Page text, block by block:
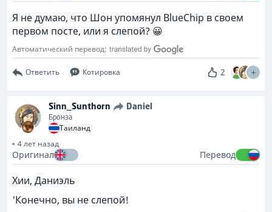
Я не думаю, что Шон упомянул BlueChip в своем
первом посте, или я слепой? 😀
Автоматический перевод:
Ответить Котировка 2
Sinn_Sunthorn Daniel
Бронза
Таиланд
4 лет назад
Оригинал Перевод
Хии, Даниэль
'Конечно, вы не слепой!